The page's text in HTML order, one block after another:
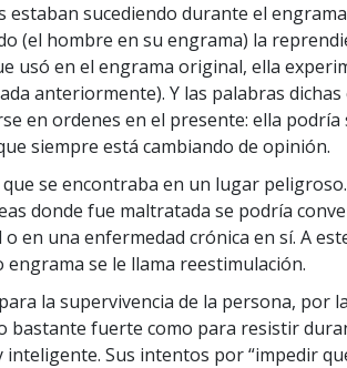
Comisión de Ciudadanos por los
Derechos Humanos
Ministros Voluntarios de Scientology
estaban sucediendo durante el engrama
(el hombre en su engrama) la
usó en el engrama original, ella
anteriormente). Y las palabras dichas
en ordenes en el presente: ella
siempre está cambiando de opinión.
se encontraba en un lugar
donde fue maltratada se podría
en una enfermedad crónica en sí. A
se le llama reestimulación.
la supervivencia de la persona, por la
bastante fuerte como para resistir
inteligente. Sus intentos por “impedir